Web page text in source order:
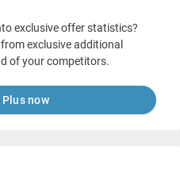
exclusive offer statistics?
exclusive additional
of your competitors.
now